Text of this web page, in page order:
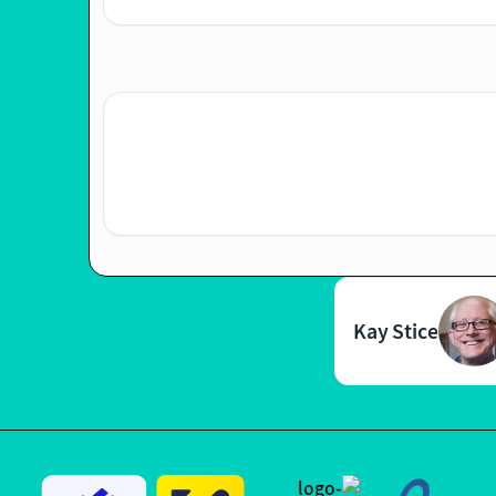
Kay Stice